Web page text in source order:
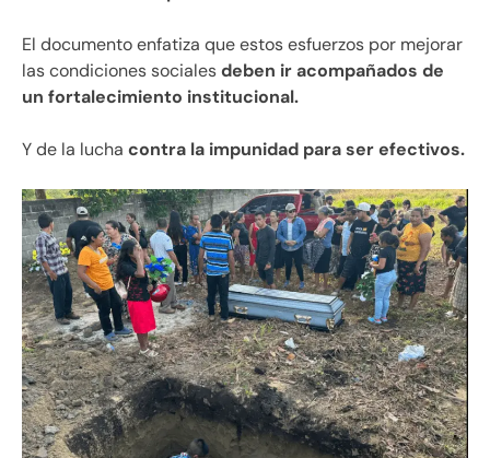
El documento enfatiza que estos esfuerzos por mejorar
las condiciones socialesdeben ir acompañados de
un fortalecimiento institucional.
Y de la lucha contra la impunidad para ser efectivos.